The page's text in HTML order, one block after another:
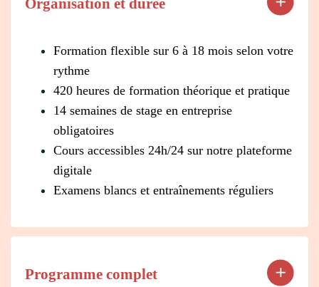
Organisation et durée
Formation flexible sur 6 à 18 mois selon votre
rythme
420 heures de formation théorique et pratique
14 semaines de stage en entreprise
obligatoires
Cours accessibles 24h/24 sur notre plateforme
digitale
Examens blancs et entraînements réguliers
Programme complet